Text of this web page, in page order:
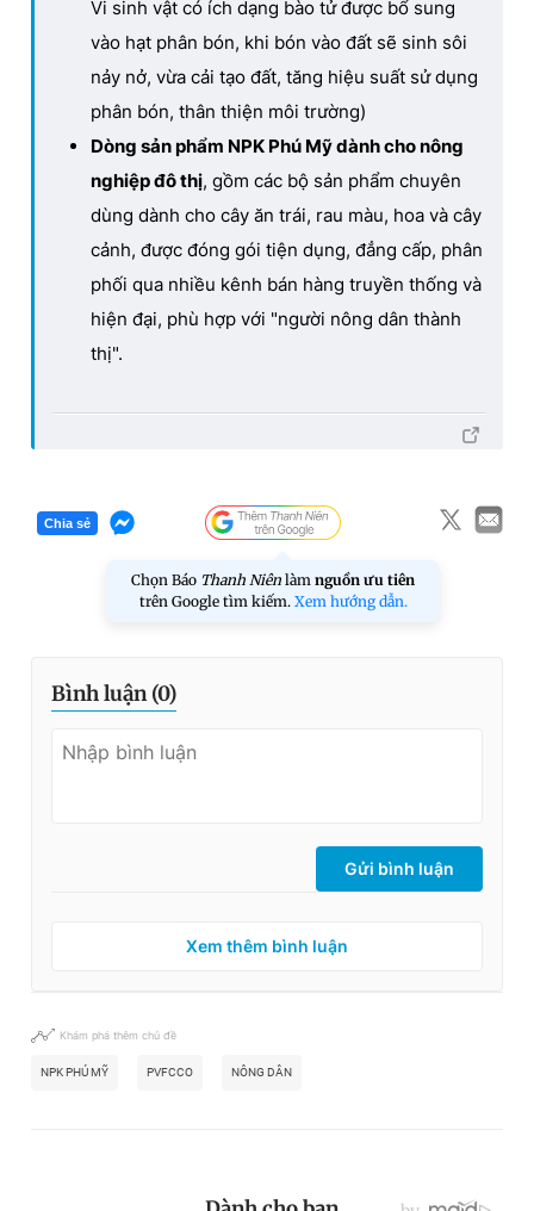
Vi sinh vật có ích dạng bào tử được bổ sung
vào hạt phân bón, khi bón vào đất sẽ sinh sôi
nảy nở, vừa cải tạo đất, tăng hiệu suất sử dụng
phân bón, thân thiện môi trường)
Dòng sản phẩm NPK Phú Mỹ dành cho nông
nghiệp đô thị, gồm các bộ sản phẩm chuyên
dùng dành cho cây ăn trái, rau màu, hoa và cây
cảnh, được đóng gói tiện dụng, đẳng cấp, phân
phối qua nhiều kênh bán hàng truyền thống và
hiện đại, phù hợp với "người nông dân thành
thị".
Chia sẻ
Chọn Báo Thanh Niên làm nguồn ưu tiên
trên Google tìm kiếm. Xem hướng dẫn.
Bình luận (0)
Gửi bình luận
Xem thêm bình luận
Khám phá thêm chủ đề
NPK PHÚ MỸ PVFCCO NÔNG DÂN